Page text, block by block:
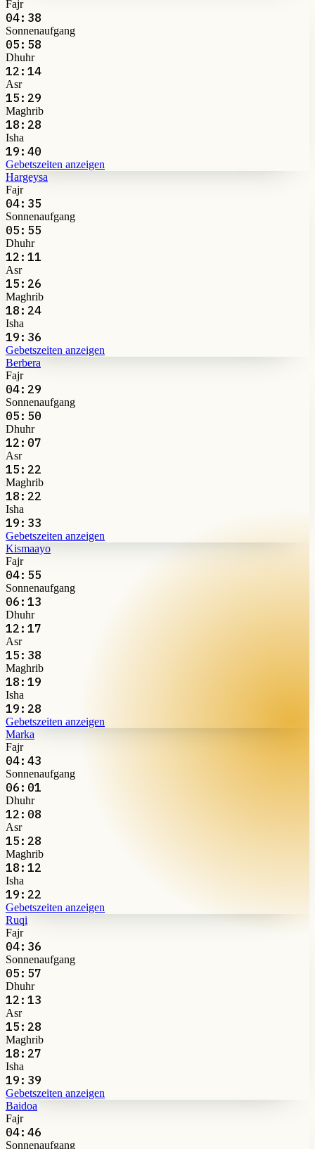
Fajr
04:38
Sonnenaufgang
05:58
Dhuhr
12:14
Asr
15:29
Maghrib
18:28
Isha
19:40
Gebetszeiten anzeigen
Hargeysa
Fajr
04:35
Sonnenaufgang
05:55
Dhuhr
12:11
Asr
15:26
Maghrib
18:24
Isha
19:36
Gebetszeiten anzeigen
Berbera
Fajr
04:29
Sonnenaufgang
05:50
Dhuhr
12:07
Asr
15:22
Maghrib
18:22
Isha
19:33
Gebetszeiten anzeigen
Kismaayo
Fajr
04:55
Sonnenaufgang
06:13
Dhuhr
12:17
Asr
15:38
Maghrib
18:19
Isha
19:28
Gebetszeiten anzeigen
Marka
Fajr
04:43
Sonnenaufgang
06:01
Dhuhr
12:08
Asr
15:28
Maghrib
18:12
Isha
19:22
Gebetszeiten anzeigen
Ruqi
Fajr
04:36
Sonnenaufgang
05:57
Dhuhr
12:13
Asr
15:28
Maghrib
18:27
Isha
19:39
Gebetszeiten anzeigen
Baidoa
Fajr
04:46
Sonnenaufgang